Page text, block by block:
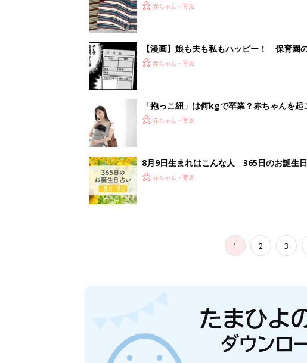
1 2 3